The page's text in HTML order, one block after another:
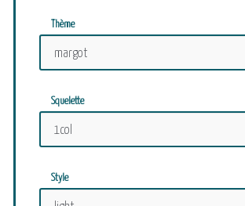
Thème
Squelette
Style